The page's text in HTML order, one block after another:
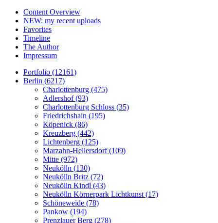
Content Overview
NEW: my recent uploads
Favorites
Timeline
The Author
Impressum
Portfolio (12161)
Berlin (6217)
Charlottenburg (475)
Adlershof (93)
Charlottenburg Schloss (35)
Friedrichshain (195)
Köpenick (86)
Kreuzberg (442)
Lichtenberg (125)
Marzahn-Hellersdorf (109)
Mitte (972)
Neukölln (130)
Neukölln Britz (72)
Neukölln Kindl (43)
Neukölln Körnerpark Lichtkunst (17)
Schöneweide (78)
Pankow (194)
Prenzlauer Berg (278)